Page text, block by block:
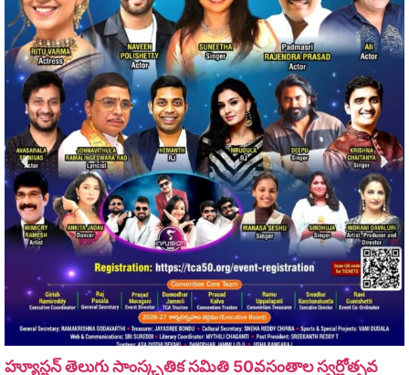
హ్యూస్టన్ తెలుగు సాంస్కృతిక సమితి 50వసంతాల స్వర్ణోత్సవ